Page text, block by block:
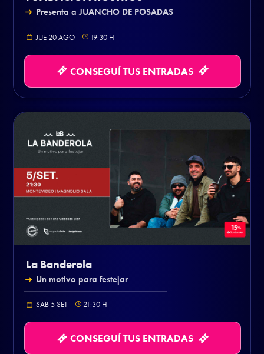
Presenta a JUANCHO DE POSADAS
JUE 20 AGO 19:30 H
CONSEGUÍ TUS ENTRADAS
La Banderola
Un motivo para festejar
SAB 5 SET 21:30 H
CONSEGUÍ TUS ENTRADAS